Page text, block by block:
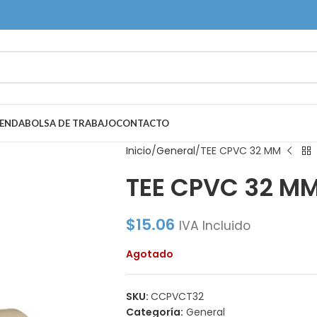
BOLSA DE TRABAJOCONTACTO
Inicio General TEE CPVC 32 MM
TEE CPVC 32
$15.06 IVA Incluido
Agotado
SKU: CCPVCT32
Categoría: General